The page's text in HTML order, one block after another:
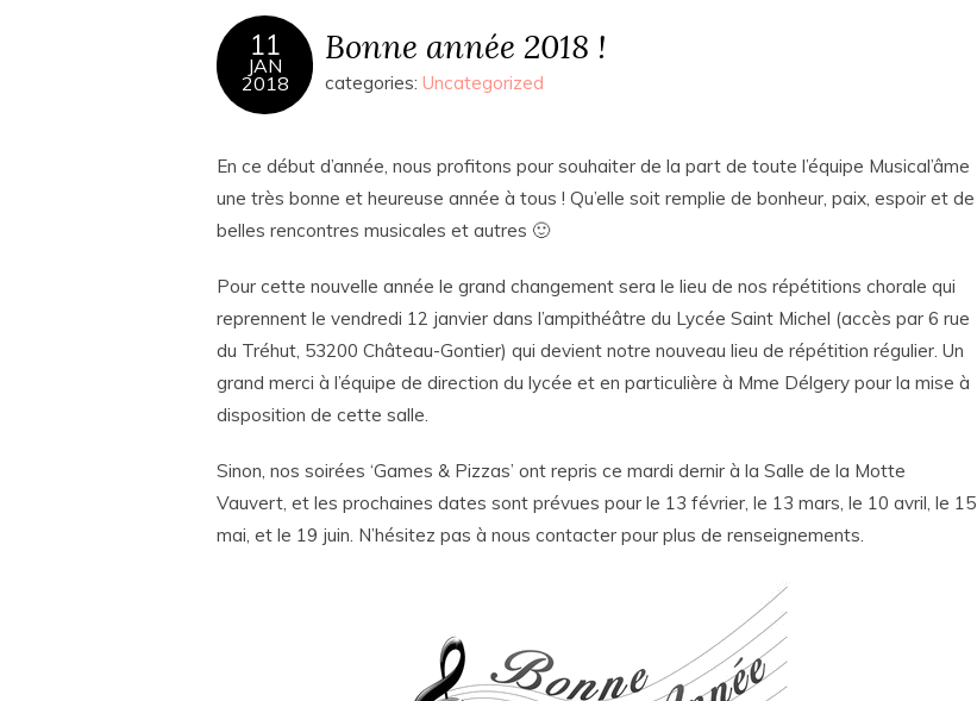
11
JAN
2018
Bonne année 2018 !
categories: Uncategorized
En ce début d’année, nous profitons pour souhaiter de la part de toute l’équipe Musical’âme
une très bonne et heureuse année à tous ! Qu’elle soit remplie de bonheur, paix, espoir et de
belles rencontres musicales et autres 🙂
Pour cette nouvelle année le grand changement sera le lieu de nos répétitions chorale qui
reprennent le vendredi 12 janvier dans l’ampithéâtre du Lycée Saint Michel (accès par 6 rue
du Tréhut, 53200 Château-Gontier) qui devient notre nouveau lieu de répétition régulier. Un
grand merci à l’équipe de direction du lycée et en particulière à Mme Délgery pour la mise à
disposition de cette salle.
Sinon, nos soirées ‘Games & Pizzas’ ont repris ce mardi dernir à la Salle de la Motte
Vauvert, et les prochaines dates sont prévues pour le 13 février, le 13 mars, le 10 avril, le 15
mai, et le 19 juin. N’hésitez pas à nous contacter pour plus de renseignements.